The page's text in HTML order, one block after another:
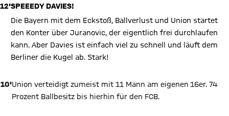
12'SPEEEDY DAVIES!
Die Bayern mit dem Eckstoß, Ballverlust und Union startet
den Konter über Juranovic, der eigentlich frei durchlaufen
kann. Aber Davies ist einfach viel zu schnell und läuft dem
Berliner die Kugel ab. Stark!
10'Union verteidigt zumeist mit 11 Mann am eigenen 16er. 74
Prozent Ballbesitz bis hierhin für den FCB.